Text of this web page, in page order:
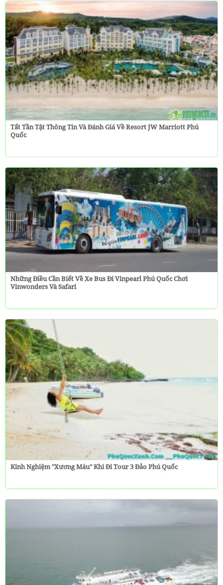
Tất Tần Tật Thông Tin Và Đánh Giá Về Resort JW Marriott Phú
Quốc
Những Điều Cần Biết Về Xe Bus Đi Vinpearl Phú Quốc Chơi
Vinwonders Và Safari
Kinh Nghiệm "Xương Máu" Khi Đi Tour 3 Đảo Phú Quốc